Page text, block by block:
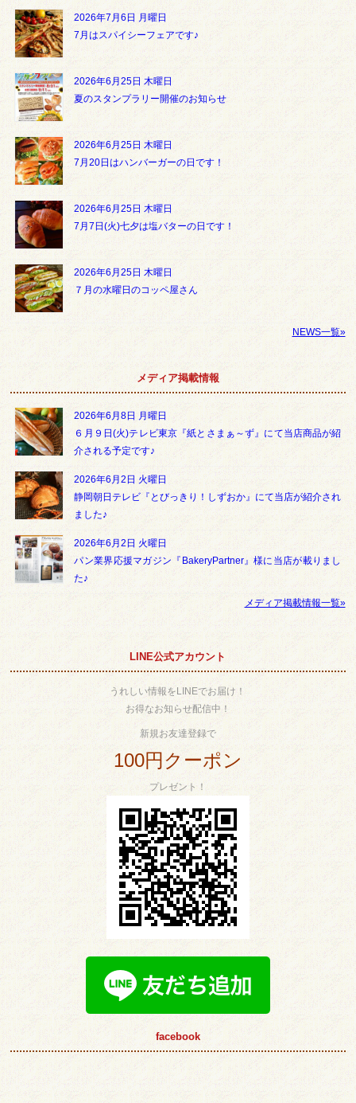
2026年7月6日 月曜日
7月はスパイシーフェアです♪
2026年6月25日 木曜日
夏のスタンプラリー開催のお知らせ
2026年6月25日 木曜日
7月20日はハンバーガーの日です！
2026年6月25日 木曜日
7月7日(火)七夕は塩バターの日です！
2026年6月25日 木曜日
７月の水曜日のコッペ屋さん
NEWS一覧»
メディア掲載情報
2026年6月8日 月曜日
６月９日(火)テレビ東京『紙とさまぁ～ず』にて当店商品が紹
介される予定です♪
2026年6月2日 火曜日
静岡朝日テレビ『とびっきり！しずおか』にて当店が紹介され
ました♪
2026年6月2日 火曜日
パン業界応援マガジン『BakeryPartner』様に当店が載りまし
た♪
メディア掲載情報一覧»
LINE公式アカウント
うれしい情報をLINEでお届け！
お得なお知らせ配信中！
新規お友達登録で
100円クーポン
プレゼント！
facebook